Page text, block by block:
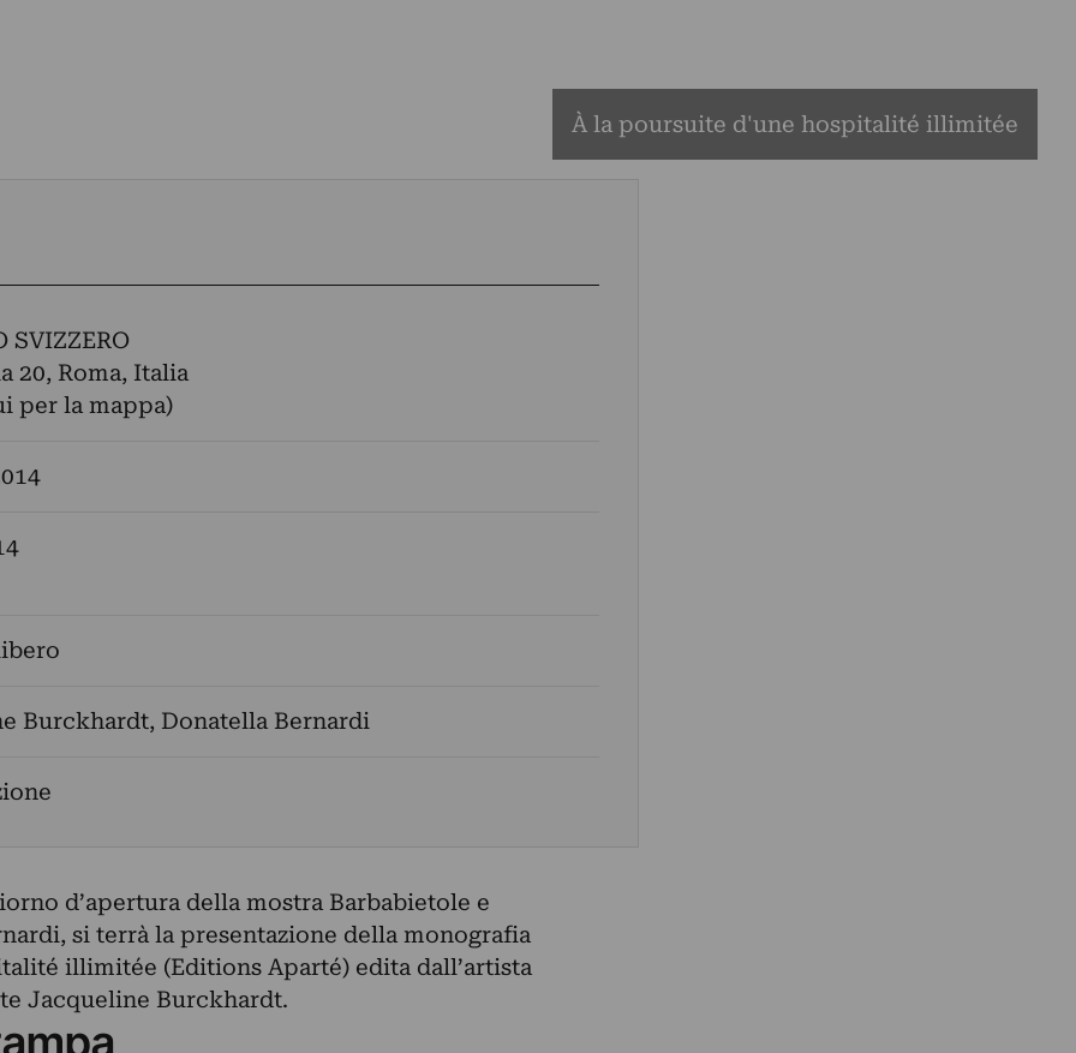
À la poursuite d'une hospitalité illimitée
SVIZZERO
20, Roma, Italia
per la mappa)
Burckhardt, Donatella Bernardi
d’apertura della mostra Barbabietole e
si terrà la presentazione della monografia
illimitée (Editions Aparté) edita dall’artista
Jacqueline Burckhardt.